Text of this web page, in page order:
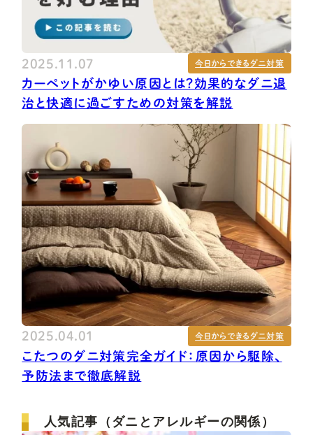
2025.11.07 今日からできるダニ対策
カーペットがかゆい原因とは？効果的なダニ退
治と快適に過ごすための対策を解説
2025.04.01 今日からできるダニ対策
こたつのダニ対策完全ガイド：原因から駆除、
予防法まで徹底解説
人気記事（ダニとアレルギーの関係）